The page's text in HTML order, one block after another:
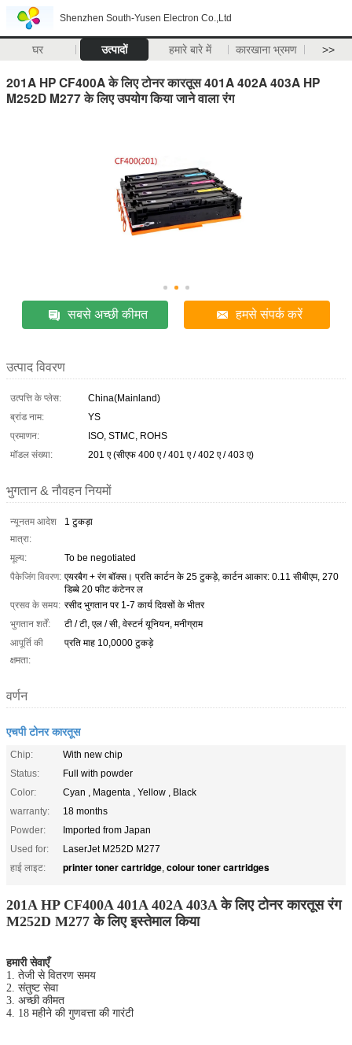
Shenzhen South-Yusen Electron Co.,Ltd
घर उत्पादों हमारे बारे में कारखाना भ्रमण >>
201A HP CF400A के लिए टोनर कारतूस 401A 402A 403A HP
M252D M277 के लिए उपयोग किया जाने वाला रंग
सबसे अच्छी कीमत हमसे संपर्क करें
उत्पाद विवरण
उत्पत्ति के प्लेस:
China(Mainland)
ब्रांड नाम:
YS
प्रमाणन:
ISO, STMC, ROHS
मॉडल संख्या:
201 ए (सीएफ 400 ए / 401 ए / 402 ए / 403 ए)
भुगतान & नौवहन नियमों
न्यूनतम आदेश
मात्रा:
1 टुकड़ा
मूल्य:
To be negotiated
पैकेजिंग विवरण: एयरबैग + रंग बॉक्स। प्रति कार्टन के 25 टुकड़े, कार्टन आकार: 0.11 सीबीएम, 270
डिब्बे 20 फीट कंटेनर ल
प्रसव के समय: रसीद भुगतान पर 1-7 कार्य दिवसों के भीतर
भुगतान शर्तें:
टी / टी, एल / सी, वेस्टर्न यूनियन, मनीग्राम
आपूर्ति की
क्षमता:
प्रति माह 10,0000 टुकड़े
वर्णन
एचपी टोनर कारतूस
Chip:
With new chip
Status:
Full with powder
Color:
Cyan , Magenta , Yellow , Black
warranty:
18 months
Powder:
Imported from Japan
Used for:
LaserJet M252D M277
हाई लाइट:
printer toner cartridge, colour toner cartridges
201A HP CF400A 401A 402A 403A के लिए टोनर कारतूस रंग
M252D M277 के लिए इस्तेमाल किया
हमारी सेवाएँ
1. तेजी से वितरण समय
2. संतुष्ट सेवा
3. अच्छी कीमत
4. 18 महीने की गुणवत्ता की गारंटी